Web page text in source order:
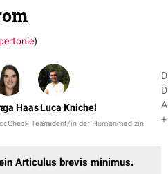
)
Haas
Team
Luca Knichel
Student/in der Humanmedizin
Articulus brevis minimus.